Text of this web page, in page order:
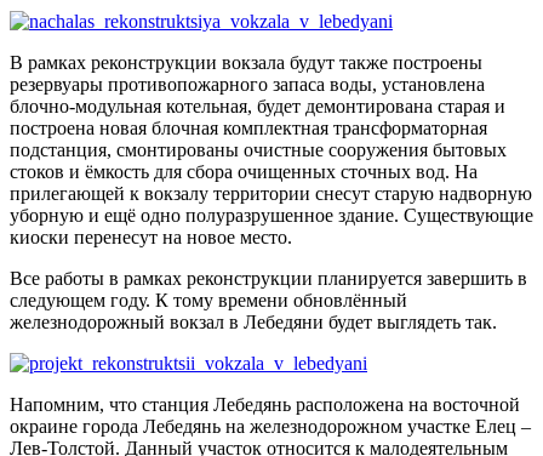
В рамках реконструкции вокзала будут также построены
резервуары противопожарного запаса воды, установлена
блочно-модульная котельная, будет демонтирована старая и
построена новая блочная комплектная трансформаторная
подстанция, смонтированы очистные сооружения бытовых
стоков и ёмкость для сбора очищенных сточных вод. На
прилегающей к вокзалу территории снесут старую надворную
уборную и ещё одно полуразрушенное здание. Существующие
киоски перенесут на новое место.
Все работы в рамках реконструкции планируется завершить в
следующем году. К тому времени обновлённый
железнодорожный вокзал в Лебедяни будет выглядеть так.
Напомним, что станция Лебедянь расположена на восточной
окраине города Лебедянь на железнодорожном участке Елец –
Лев-Толстой. Данный участок относится к малодеятельным